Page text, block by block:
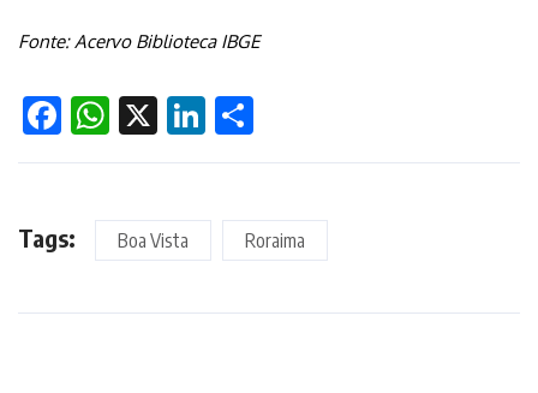
Fonte: Acervo Biblioteca IBGE
Facebook
WhatsApp
X LinkedIn
Tags: Boa Vista Roraima